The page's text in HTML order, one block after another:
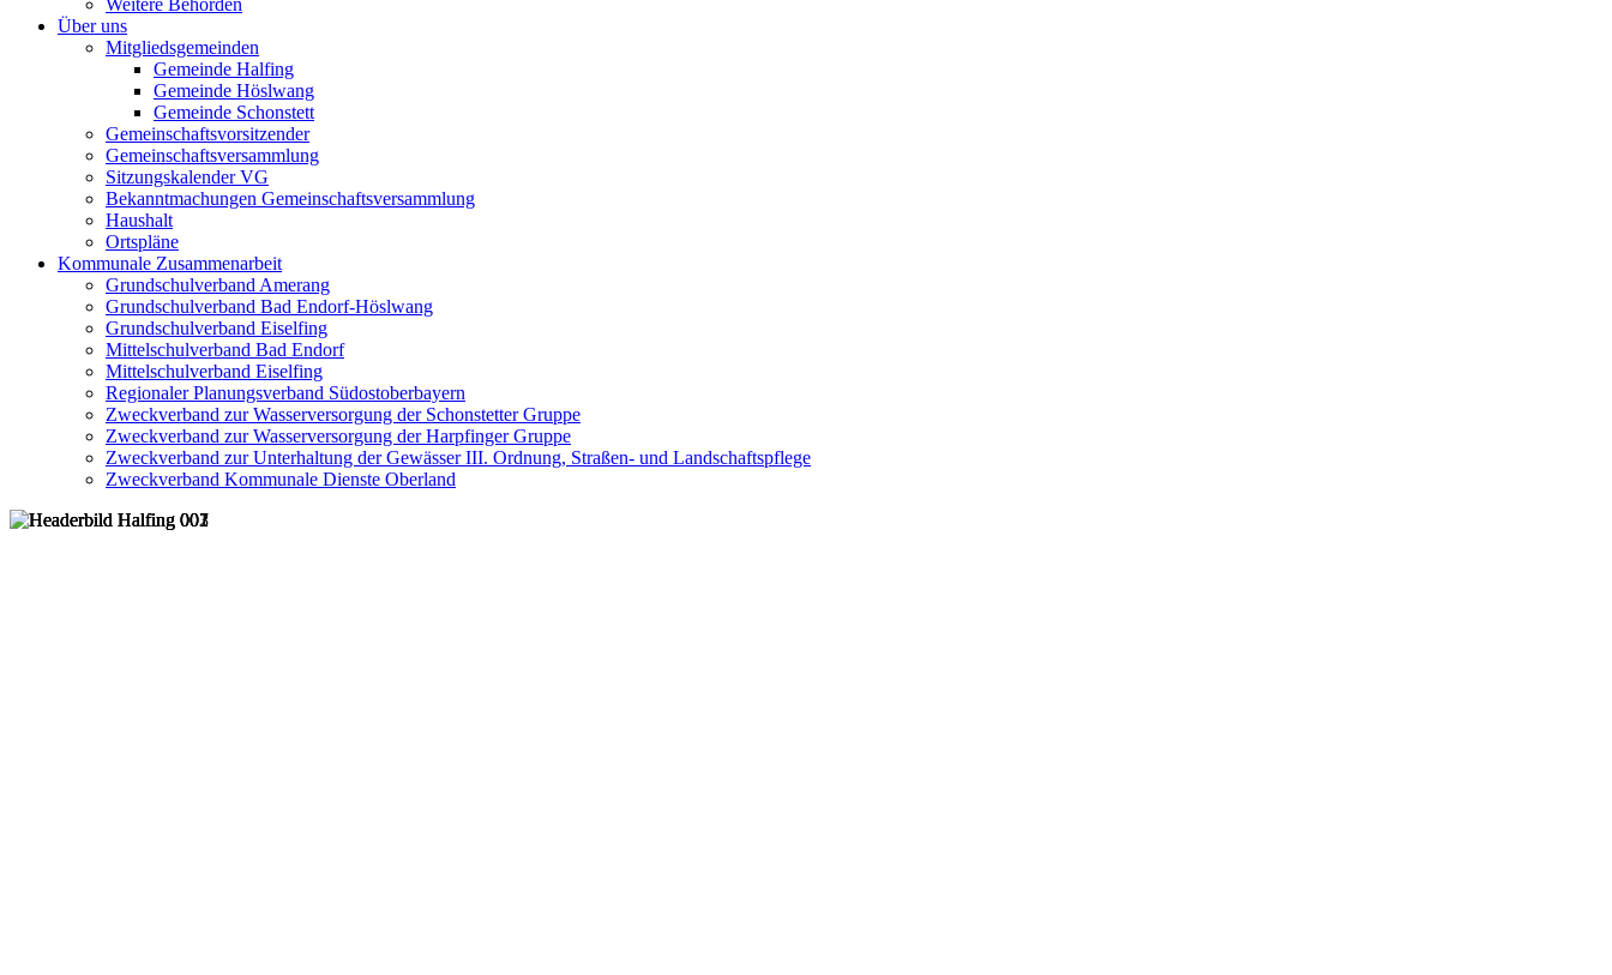
Weitere Behörden
Über uns
Mitgliedsgemeinden
Gemeinde Halfing
Gemeinde Höslwang
Gemeinde Schonstett
Gemeinschaftsvorsitzender
Gemeinschaftsversammlung
Sitzungskalender VG
Bekanntmachungen Gemeinschaftsversammlung
Haushalt
Ortspläne
Kommunale Zusammenarbeit
Grundschulverband Amerang
Grundschulverband Bad Endorf-Höslwang
Grundschulverband Eiselfing
Mittelschulverband Bad Endorf
Mittelschulverband Eiselfing
Regionaler Planungsverband Südostoberbayern
Zweckverband zur Wasserversorgung der Schonstetter Gruppe
Zweckverband zur Wasserversorgung der Harpfinger Gruppe
Zweckverband zur Unterhaltung der Gewässer III. Ordnung, Straßen- und Landschaftspflege
Zweckverband Kommunale Dienste Oberland